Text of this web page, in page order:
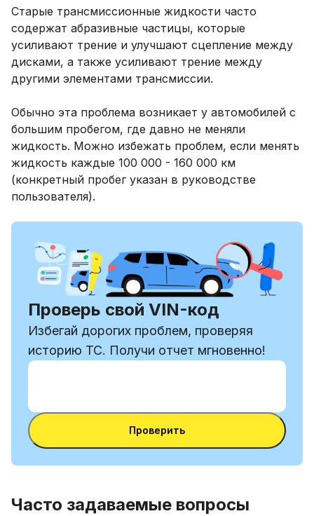
Старые трансмиссионные жидкости часто
содержат абразивные частицы, которые
усиливают трение и улучшают сцепление между
дисками, а также усиливают трение между
другими элементами трансмиссии.
Обычно эта проблема возникает у автомобилей с
большим пробегом, где давно не меняли
жидкость. Можно избежать проблем, если менять
жидкость каждые 100 000 - 160 000 км
(конкретный пробег указан в руководстве
пользователя).
Проверь свой VIN-код
Избегай дорогих проблем, проверяя
историю ТС. Получи отчет мгновенно!
Ввести VIN-код
Ввести VIN-код
Проверить
Часто задаваемые вопросы